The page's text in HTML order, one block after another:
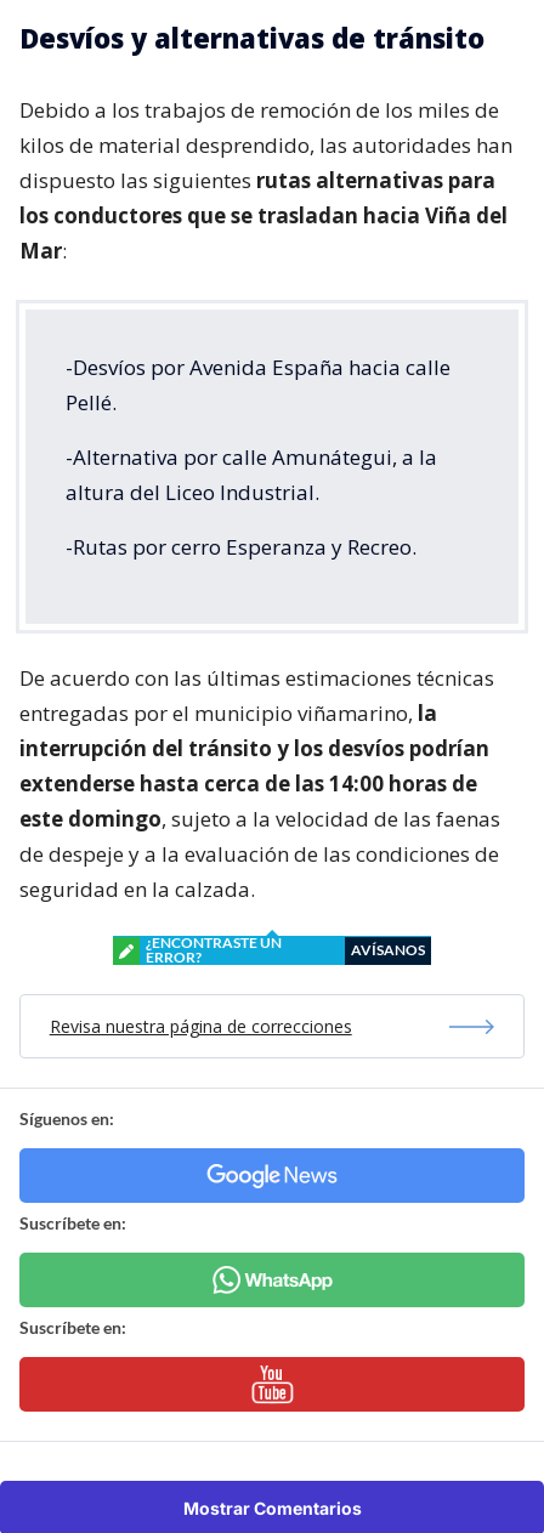
Desvíos y alternativas de tránsito
Debido a los trabajos de remoción de los miles de
kilos de material desprendido, las autoridades han
dispuesto las siguientes rutas alternativas para
los conductores que se trasladan hacia Viña del
Mar:
-Desvíos por Avenida España hacia calle
Pellé.
-Alternativa por calle Amunátegui, a la
altura del Liceo Industrial.
-Rutas por cerro Esperanza y Recreo.
De acuerdo con las últimas estimaciones técnicas
entregadas por el municipio viñamarino, la
interrupción del tránsito y los desvíos podrían
extenderse hasta cerca de las 14:00 horas de
este domingo, sujeto a la velocidad de las faenas
de despeje y a la evaluación de las condiciones de
seguridad en la calzada.
¿ENCONTRASTE UN
ERROR?
AVÍSANOS
Revisa nuestra página de correcciones
Síguenos en:
Suscríbete en:
Suscríbete en:
Mostrar Comentarios